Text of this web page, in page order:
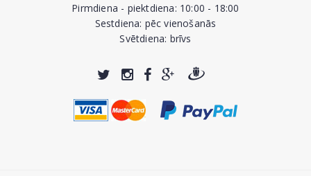
Pirmdiena - piektdiena: 10:00 - 18:00
Sestdiena: pēc vienošanās
Svētdiena: brīvs